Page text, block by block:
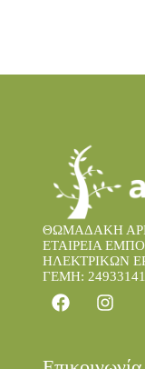
ΘΩΜΑΔΑΚΗ
ΕΤΑΙΡΕΙΑ
ΗΛΕΚΤΡΙΚΩΝ
ΓΕΜΗ: